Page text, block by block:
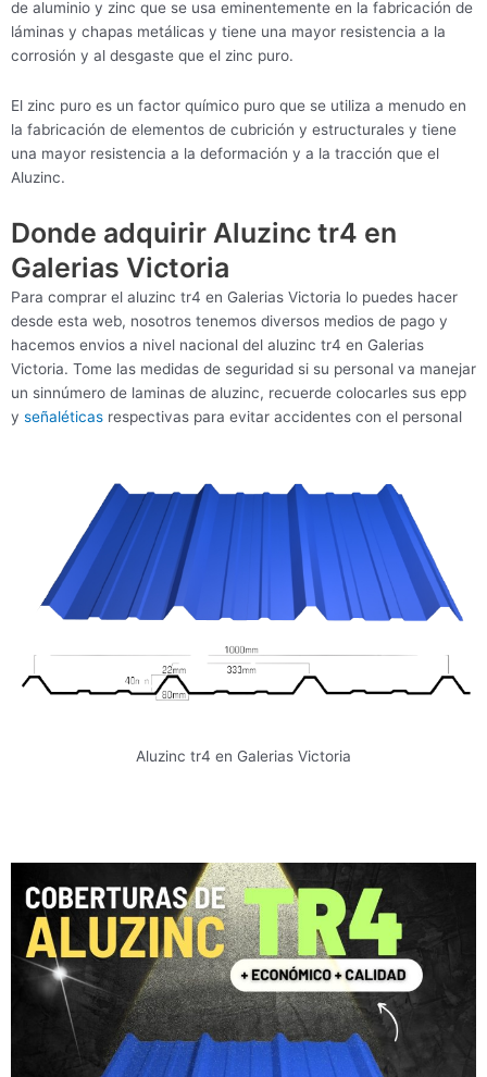
de aluminio y zinc que se usa eminentemente en la fabricación de
láminas y chapas metálicas y tiene una mayor resistencia a la
corrosión y al desgaste que el zinc puro.
El zinc puro es un factor químico puro que se utiliza a menudo en
la fabricación de elementos de cubrición y estructurales y tiene
una mayor resistencia a la deformación y a la tracción que el
Aluzinc.
Donde adquirir Aluzinc tr4 en
Galerias Victoria
Para comprar el aluzinc tr4 en Galerias Victoria lo puedes hacer
desde esta web, nosotros tenemos diversos medios de pago y
hacemos envios a nivel nacional del aluzinc tr4 en Galerias
Victoria. Tome las medidas de seguridad si su personal va manejar
un sinnúmero de laminas de aluzinc, recuerde colocarles sus epp
y señaléticas respectivas para evitar accidentes con el personal
Aluzinc tr4 en Galerias Victoria